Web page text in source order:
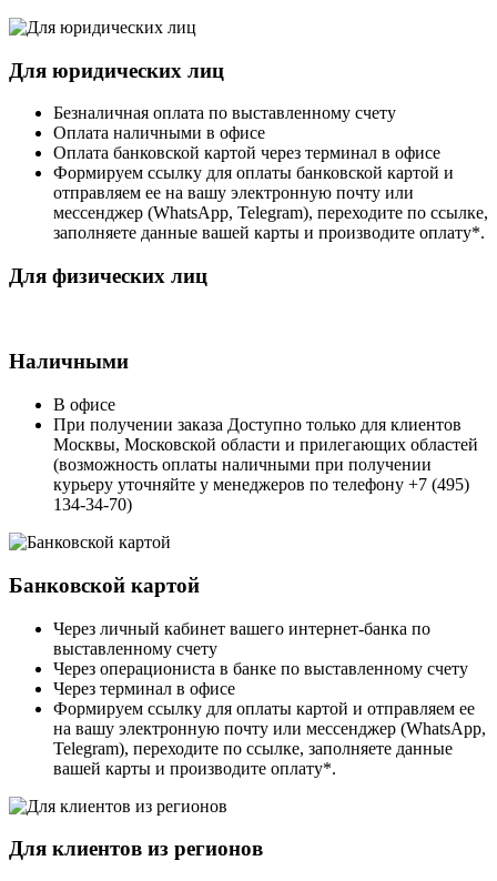
Для юридических лиц
Безналичная оплата по выставленному счету
Оплата наличными в офисе
Оплата банковской картой через терминал в офисе
Формируем ссылку для оплаты банковской картой и
отправляем ее на вашу электронную почту или
мессенджер (WhatsApp, Telegram), переходите по ссылке,
заполняете данные вашей карты и производите оплату*.
Для физических лиц
Наличными
В офисе
При получении заказа Доступно только для клиентов
Москвы, Московской области и прилегающих областей
(возможность оплаты наличными при получении
курьеру уточняйте у менеджеров по телефону +7 (495)
134-34-70)
Банковской картой
Через личный кабинет вашего интернет-банка по
выставленному счету
Через операциониста в банке по выставленному счету
Через терминал в офисе
Формируем ссылку для оплаты картой и отправляем ее
на вашу электронную почту или мессенджер (WhatsApp,
Telegram), переходите по ссылке, заполняете данные
вашей карты и производите оплату*.
Для клиентов из регионов